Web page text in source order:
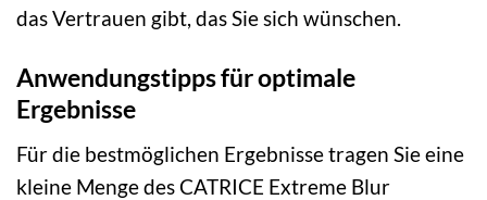
das Vertrauen gibt, das Sie sich wünschen.
Anwendungstipps für optimale
Ergebnisse
Für die bestmöglichen Ergebnisse tragen Sie eine
kleine Menge des CATRICE Extreme Blur